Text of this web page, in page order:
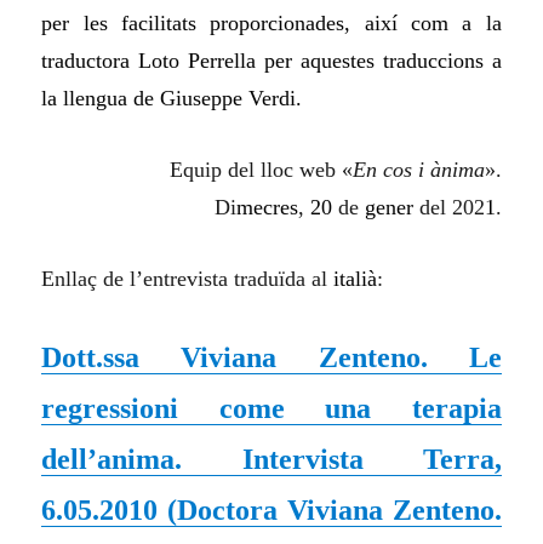
per les facilitats proporcionades, així com a la
traductora Loto Perrella per aquestes traduccions a
la llengua de Giuseppe Verdi.
Equip del lloc web «En cos i ànima».
Dimecres, 20de generdel 2021.
Enllaç de l’entrevista traduïda alitalià:
Dott.ssa Viviana Zenteno. Le
regressioni come una terapia
dell’anima. Intervista Terra,
6.05.2010 (Doctora Viviana Zenteno.